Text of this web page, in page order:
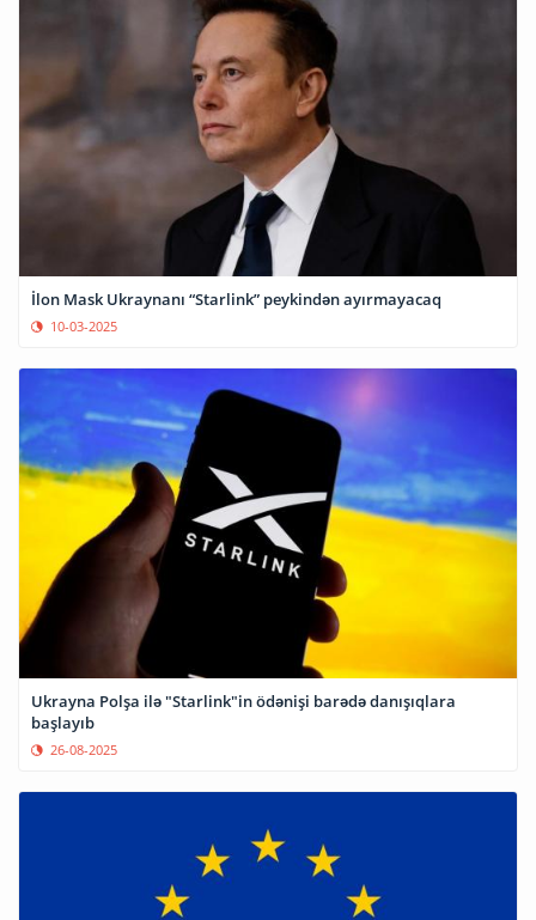
İlon Mask Ukraynanı “Starlink” peykindən ayırmayacaq
10-03-2025
Ukrayna Polşa ilə "Starlink"in ödənişi barədə danışıqlara
başlayıb
26-08-2025